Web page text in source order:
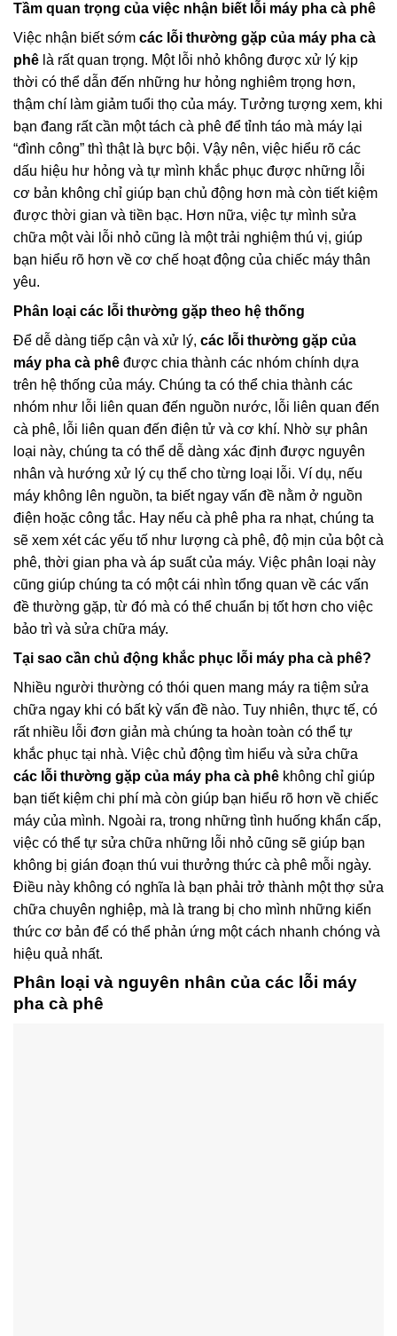
Tầm quan trọng của việc nhận biết lỗi máy pha cà phê
Việc nhận biết sớm các lỗi thường gặp của máy pha cà
phê là rất quan trọng. Một lỗi nhỏ không được xử lý kịp
thời có thể dẫn đến những hư hỏng nghiêm trọng hơn,
thậm chí làm giảm tuổi thọ của máy. Tưởng tượng xem, khi
bạn đang rất cần một tách cà phê để tỉnh táo mà máy lại
“đình công” thì thật là bực bội. Vậy nên, việc hiểu rõ các
dấu hiệu hư hỏng và tự mình khắc phục được những lỗi
cơ bản không chỉ giúp bạn chủ động hơn mà còn tiết kiệm
được thời gian và tiền bạc. Hơn nữa, việc tự mình sửa
chữa một vài lỗi nhỏ cũng là một trải nghiệm thú vị, giúp
bạn hiểu rõ hơn về cơ chế hoạt động của chiếc máy thân
yêu.
Phân loại các lỗi thường gặp theo hệ thống
Để dễ dàng tiếp cận và xử lý, các lỗi thường gặp của
máy pha cà phê được chia thành các nhóm chính dựa
trên hệ thống của máy. Chúng ta có thể chia thành các
nhóm như lỗi liên quan đến nguồn nước, lỗi liên quan đến
cà phê, lỗi liên quan đến điện tử và cơ khí. Nhờ sự phân
loại này, chúng ta có thể dễ dàng xác định được nguyên
nhân và hướng xử lý cụ thể cho từng loại lỗi. Ví dụ, nếu
máy không lên nguồn, ta biết ngay vấn đề nằm ở nguồn
điện hoặc công tắc. Hay nếu cà phê pha ra nhạt, chúng ta
sẽ xem xét các yếu tố như lượng cà phê, độ mịn của bột cà
phê, thời gian pha và áp suất của máy. Việc phân loại này
cũng giúp chúng ta có một cái nhìn tổng quan về các vấn
đề thường gặp, từ đó mà có thể chuẩn bị tốt hơn cho việc
bảo trì và sửa chữa máy.
Tại sao cần chủ động khắc phục lỗi máy pha cà phê?
Nhiều người thường có thói quen mang máy ra tiệm sửa
chữa ngay khi có bất kỳ vấn đề nào. Tuy nhiên, thực tế, có
rất nhiều lỗi đơn giản mà chúng ta hoàn toàn có thể tự
khắc phục tại nhà. Việc chủ động tìm hiểu và sửa chữa
các lỗi thường gặp của máy pha cà phê không chỉ giúp
bạn tiết kiệm chi phí mà còn giúp bạn hiểu rõ hơn về chiếc
máy của mình. Ngoài ra, trong những tình huống khẩn cấp,
việc có thể tự sửa chữa những lỗi nhỏ cũng sẽ giúp bạn
không bị gián đoạn thú vui thưởng thức cà phê mỗi ngày.
Điều này không có nghĩa là bạn phải trở thành một thợ sửa
chữa chuyên nghiệp, mà là trang bị cho mình những kiến
thức cơ bản để có thể phản ứng một cách nhanh chóng và
hiệu quả nhất.
Phân loại và nguyên nhân của các lỗi máy
pha cà phê